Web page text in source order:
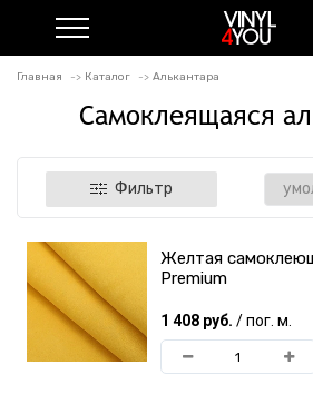
Главная Каталог Алькантара
Самоклеящаяся
Фильтр
Желтая
Premium
1 408 руб. / пог. м.